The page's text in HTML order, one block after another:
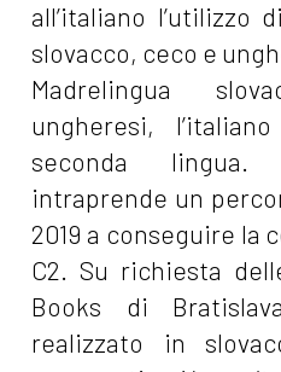
[21] Paulina e
Vita, un libro
lettori di
Vannini
all’italiano l’utilizzo
slovacco, ceco e
Madrelingua
ungheresi,
seconda lingua.
intraprende un
2019 a conseguire la
C2. Su richiesta
Books di
realizzato in